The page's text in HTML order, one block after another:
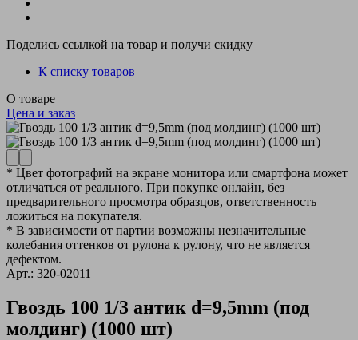
Поделись ссылкой на товар и получи скидку
К списку товаров
О товаре
Цена и заказ
* Цвет фотографий на экране монитора или смартфона может
отличаться от реального. При покупке онлайн, без
предварительного просмотра образцов, ответственность
ложиться на покупателя.
* В зависимости от партии возможны незначительные
колебания оттенков от рулона к рулону, что не является
дефектом.
Арт.: 320-02011
Гвоздь 100 1/3 антик d=9,5mm (под
молдинг) (1000 шт)